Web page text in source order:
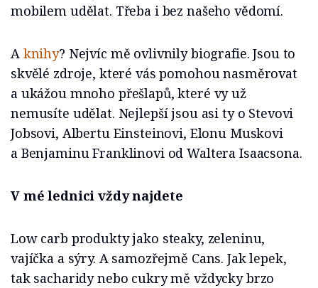
mobilem udělat. Třeba i bez našeho vědomí.
A knihy? Nejvíc mě ovlivnily biografie. Jsou to
skvělé zdroje, které vás pomohou nasměrovat
a ukážou mnoho přešlapů, které vy už
nemusíte udělat. Nejlepší jsou asi ty o Stevovi
Jobsovi, Albertu Einsteinovi, Elonu Muskovi
a Benjaminu Franklinovi od Waltera Isaacsona.
V mé lednici vždy najdete
Low carb produkty jako steaky, zeleninu,
vajíčka a sýry. A samozřejmě Cans. Jak lepek,
tak sacharidy nebo cukry mě vždycky brzo